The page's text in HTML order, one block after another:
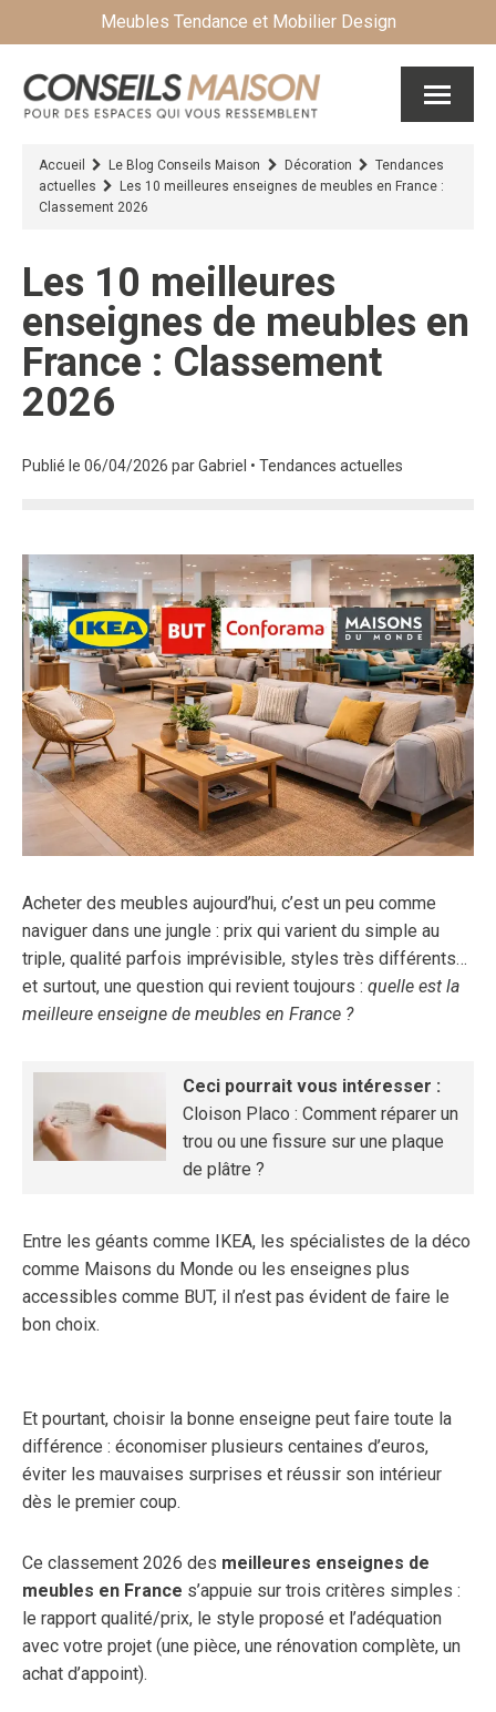
Meubles Tendance et Mobilier Design
Accueil Le Blog Conseils Maison Décoration
Tendances
actuelles
Les 10 meilleures enseignes de meubles en France :
Classement 2026
Les 10 meilleures
enseignes de meubles en
France : Classement
2026
Publié le 06/04/2026 parGabriel • Tendances actuelles
Acheter des meubles aujourd’hui, c’est un peu comme
naviguer dans une jungle : prix qui varient du simple au
triple, qualité parfois imprévisible, styles très différents…
et surtout, une question qui revient toujours : quelle est la
meilleure enseigne de meubles en France ?
Ceci pourrait vous intéresser :
Cloison Placo : Comment réparer un
trou ou une fissure sur une plaque
de plâtre ?
Entre les géants comme IKEA, les spécialistes de la déco
comme Maisons du Monde ou les enseignes plus
accessibles comme BUT, il n’est pas évident de faire le
bon choix.
Et pourtant, choisir la bonne enseigne peut faire toute la
différence : économiser plusieurs centaines d’euros,
éviter les mauvaises surprises et réussir son intérieur
dès le premier coup.
Ce classement 2026 des meilleures enseignes de
meubles en France s’appuie sur trois critères simples :
le rapport qualité/prix, le style proposé et l’adéquation
avec votre projet (une pièce, une rénovation complète, un
achat d’appoint).